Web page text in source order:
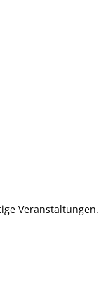
Veranstaltungen.